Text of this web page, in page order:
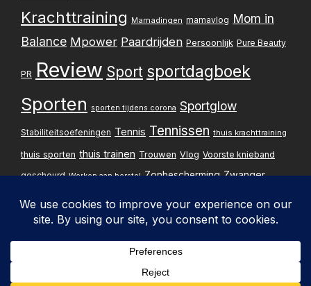
Krachttraining Mamadingen mamavlog Mom in
Balance Mpower Paardrijden Persoonlijk Pure Beauty
PR Review Sport sportdagboek
Sporten sporten tijdens corona Sportglow
Stabiliteitsoefeningen Tennis Tennissen thuis krachttraining
thuis sporten thuis trainen Trouwen Vlog Voorste knieband
gescheurd Werken aan herstel Zonbescherming Zwanger
d
Pxperfect